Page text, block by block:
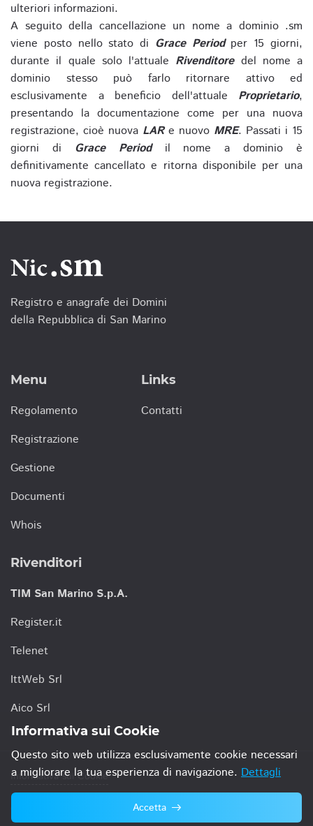
ulteriori informazioni.
A seguito della cancellazione un nome a dominio .sm
viene posto nello stato di Grace Periodper 15 giorni,
durante il quale solo l'attuale Rivenditoredel nome a
dominio stesso può farlo ritornare attivo ed
esclusivamente a beneficio dell'attuale Proprietario,
presentando la documentazione come per una nuova
registrazione, cioè nuova LARe nuovo MRE. Passati i 15
giorni di Grace Periodil nome a dominio è
definitivamente cancellato e ritorna disponibile per una
nuova registrazione.
Registro e anagrafe dei Domini
della Repubblica di San Marino
Menu
Regolamento
Registrazione
Gestione
Documenti
Whois
Links
Contatti
Rivenditori
TIM San Marino S.p.A.
Register.it
Telenet
IttWeb Srl
Aico Srl
Informativa sui Cookie
© 2021 TIM San Marino S.p.A.
Informativa sui Cookie
Questo sito web utilizza esclusivamente cookie necessari
a migliorare la tua esperienza di navigazione. Dettagli
Accetta